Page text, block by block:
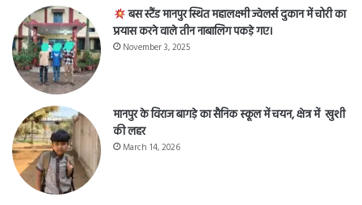
बस स्टैंड मानपुर स्थित महालक्ष्मी ज्वेलर्स दुकान में चोरी का
प्रयास करने वाले तीन नाबालिग पकड़े गए।
November 3, 2025
मानपुर के विराज बागड़े का सैनिक स्कूल में चयन, क्षेत्र में खुशी
की लहर
March 14, 2026